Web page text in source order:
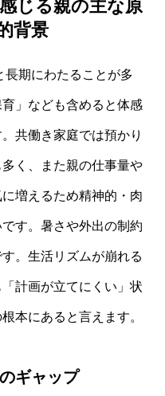
じる親の主な原
背景
期にわたることが多
」なども含めると体感
共働き家庭では預かり
く、また親の仕事量や
増えるため精神的・肉
す。暑さや外出の制約
。生活リズムが崩れる
計画が立てにくい」状
本にあると言えます。
ギャップ